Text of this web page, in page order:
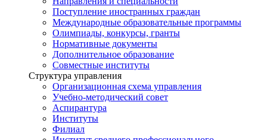
Поступление иностранных граждан
Международные образовательные программы
Олимпиады, конкурсы, гранты
Нормативные документы
Дополнительное образование
Совместные институты
Структура управления
Организационная схема управления
Учебно-методический совет
Аспирантура
Институты
Филиал